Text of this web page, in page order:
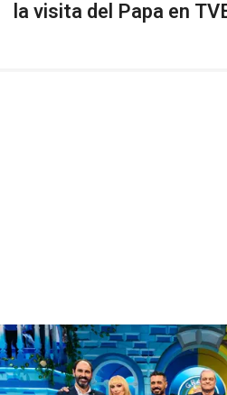
la visita del Papa en